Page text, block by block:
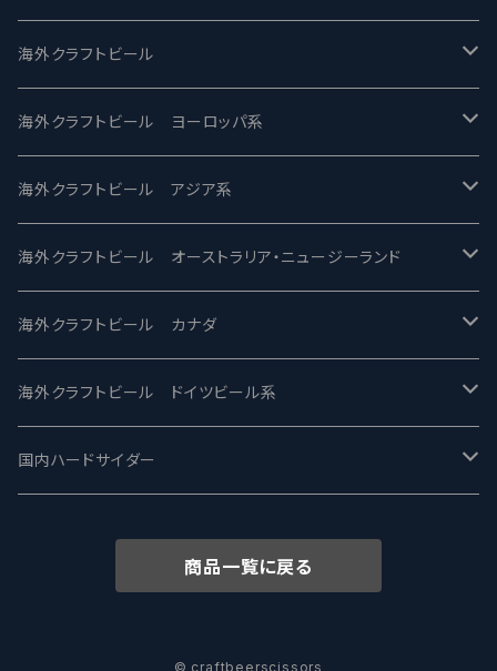
UCHU BREWING -うちゅうブルーイング
バテレ -VERTERE
2nd Story Ale Works -セカンドストーリー
ビアへるん - Beer Hearn
忽布古丹醸造 - HOP KOTAN
ワイマーケットブルーイング Y.Market Brewing
志賀高原ビール - SIGAKOGEN
箕面ビール - MINOH BEER
サンクトガーレン - Sankt Gallen
海外クラフトビール
Modern Times モダンタイムズ
Maui マウイ
Toppling Goliath トップリンゴライアス
Fair State フェアステイト
Lagunitas ラグニタス
FirestoneWalker ファイアストーン
Mikkeller ミッケラー
Hop Nation ホップネーション
海外クラフトビール ヨーロッパ系
UnBarred -アンバード
SAIREN /サイレン
ワイルドチャイルド - Wilde Child
BrewDog Brewery - ブリュードッグ
The Flying Inn / ザ フライイング イン
Lambiek Fabriek - ファブリーク
海外クラフトビール アジア系
gweilo-鬼佬 グウァイロ
Heart Of Darkness - ハートオブダークネス
Carbon brews -カーボン
TAIHU - タイフー
Behemoth - ベヒーモス
海外クラフトビール オーストラリア・ニュージーランド
ROCKY RIDGE - ロッキーリッジ
BODRIGGY BREWING ボッドリッジー
CO-CONSPIRATORS コ・コンスピレーターズ
Deep Creek Brewing Co.
8 Wired エイトワイアード
海外クラフトビール カナダ
Jackie O's ジャッキーオーズ
Westbrook ウェストブルック
Strathcona ストラスコナ
ODIN BREWING オディン
海外クラフトビール ドイツビール系
Karmeliten カーメリテン
Früh フリュー
国内ハードサイダー
商品一覧に戻る
© craftbeerscissors